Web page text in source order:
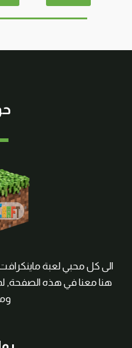
الى كل محبي لعبة
هنا معنا في هذه الصفحة,